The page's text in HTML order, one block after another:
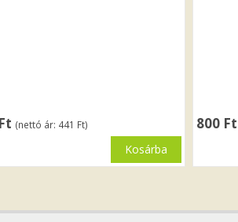
(nettó ár: 441 Ft)
Kosárba
800 Ft